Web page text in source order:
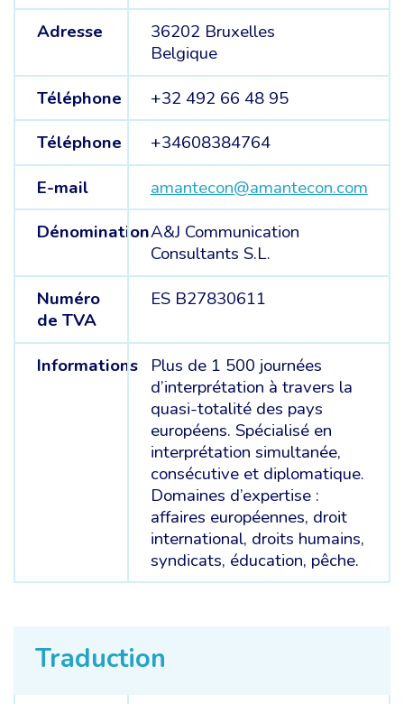
Adresse
36202 Bruxelles
Belgique
Téléphone
+32 492 66 48 95
Téléphone
+34608384764
E-mail
amantecon@amantecon.com
DénominationA&J Communication
Consultants S.L.
Numéro
de TVA
ES B27830611
Informations
Plus de 1 500 journées
d’interprétation à travers la
quasi-totalité des pays
européens. Spécialisé en
interprétation simultanée,
consécutive et diplomatique.
Domaines d’expertise :
affaires européennes, droit
international, droits humains,
syndicats, éducation, pêche.
Traduction